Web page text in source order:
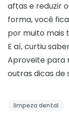
aftas e reduzir
forma, você
por muito mais
E aí, curtiu
Aproveite para
outras dicas de
limpeza dental